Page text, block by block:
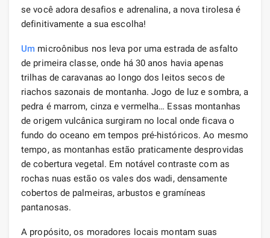
se você adora desafios e adrenalina, a nova tirolesa é
definitivamente a sua escolha!
Um microônibus nos leva por uma estrada de asfalto
de primeira classe, onde há 30 anos havia apenas
trilhas de caravanas ao longo dos leitos secos de
riachos sazonais de montanha. Jogo de luz e sombra, a
pedra é marrom, cinza e vermelha… Essas montanhas
de origem vulcânica surgiram no local onde ficava o
fundo do oceano em tempos pré-históricos. Ao mesmo
tempo, as montanhas estão praticamente desprovidas
de cobertura vegetal. Em notável contraste com as
rochas nuas estão os vales dos wadi, densamente
cobertos de palmeiras, arbustos e gramíneas
pantanosas.
A propósito, os moradores locais montam suas